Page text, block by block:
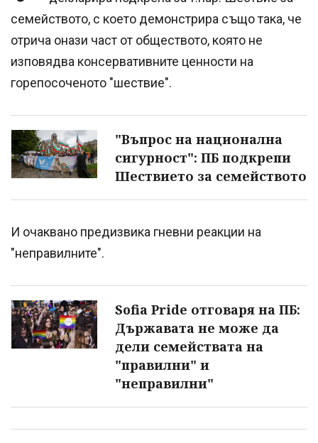
семейството, с което демонстрира също така, че
отрича онази част от обществото, която не
изповядва консервативните ценности на
горепосоченото "шествие".
"Въпрос на национална
сигурност": ПБ подкрепи
Шествието за семейството
И очаквано предизвика гневни реакции на
"неправилните".
Sofia Pride отговаря на ПБ:
Държавата не може да
дели семействата на
"правилни" и
"неправилни"